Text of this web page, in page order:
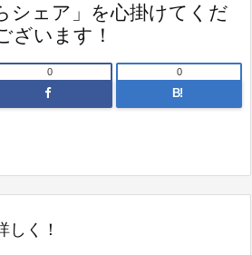
シェア」を心掛けてくだ
ざいます！
0
B!
0
しく！